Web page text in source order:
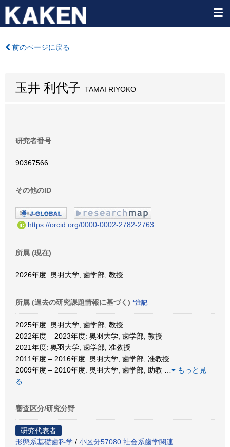
前のページに戻る
玉井 利代子 TAMAI RIYOKO
研究者番号
90367566
その他のID
https://orcid.org/0000-0002-2782-2763
所属 (現在)
2026年度: 奥羽大学, 歯学部, 教授
所属 (過去の研究課題情報に基づく) *注記
2025年度: 奥羽大学, 歯学部, 教授
2022年度 – 2023年度: 奥羽大学, 歯学部, 教授
2021年度: 奥羽大学, 歯学部, 准教授
2011年度 – 2016年度: 奥羽大学, 歯学部, 准教授
2009年度 – 2010年度: 奥羽大学, 歯学部, 助教
もっと見
る
審査区分/研究分野
研究代表者
形態系基礎歯科学 / 小区分57080:社会系歯学関連